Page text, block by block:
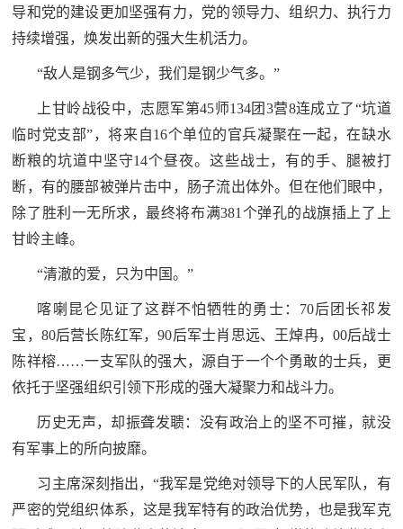
导和党的建设更加坚强有力，党的领导力、组织力、执行力
持续增强，焕发出新的强大生机活力。
“敌人是钢多气少，我们是钢少气多。”
上甘岭战役中，志愿军第45师134团3营8连成立了“坑道
临时党支部”，将来自16个单位的官兵凝聚在一起，在缺水
断粮的坑道中坚守14个昼夜。这些战士，有的手、腿被打
断，有的腰部被弹片击中，肠子流出体外。但在他们眼中，
除了胜利一无所求，最终将布满381个弹孔的战旗插上了上
甘岭主峰。
“清澈的爱，只为中国。”
喀喇昆仑见证了这群不怕牺牲的勇士：70后团长祁发
宝，80后营长陈红军，90后军士肖思远、王焯冉，00后战士
陈祥榕……一支军队的强大，源自于一个个勇敢的士兵，更
依托于坚强组织引领下形成的强大凝聚力和战斗力。
历史无声，却振聋发聩：没有政治上的坚不可摧，就没
有军事上的所向披靡。
习主席深刻指出，“我军是党绝对领导下的人民军队，有
严密的党组织体系，这是我军特有的政治优势，也是我军克